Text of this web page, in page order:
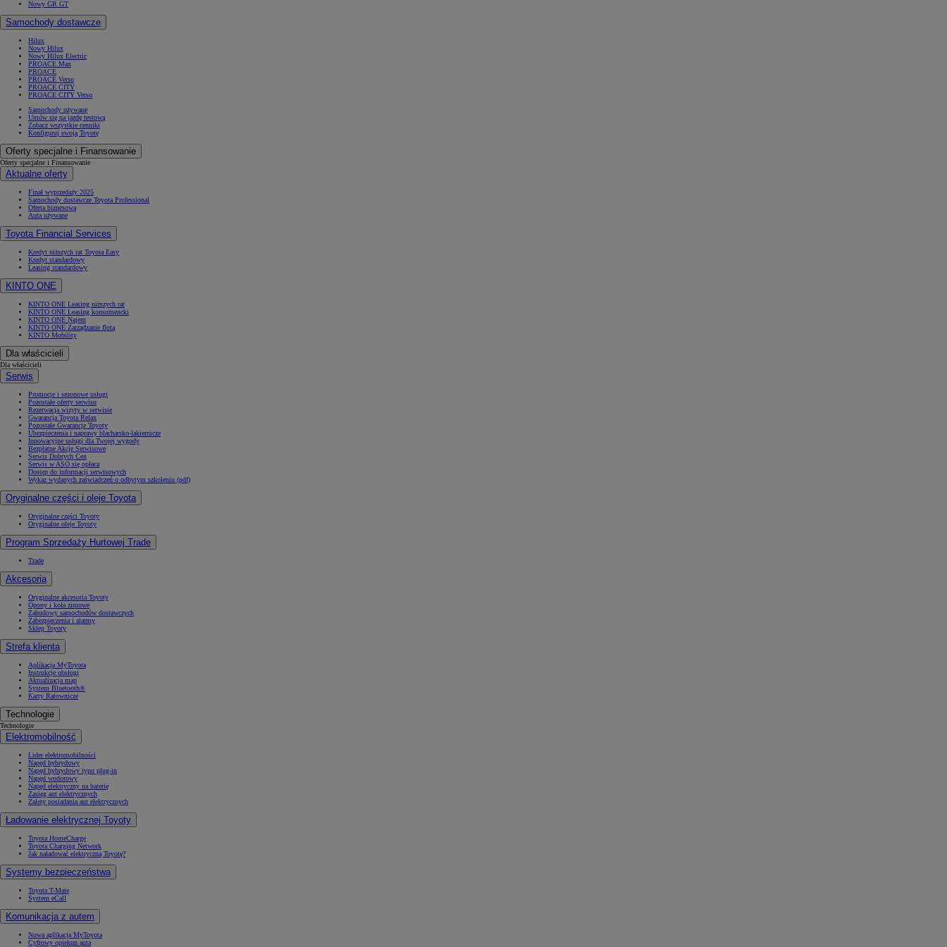
Nowy GR GT
Samochody dostawcze
Hilux
Nowy Hilux
Nowy Hilux Electric
PROACE Max
PROACE
PROACE Verso
PROACE CITY
PROACE CITY Verso
Samochody używane
Umów się na jazdę testową
Zobacz wszystkie cenniki
Konfiguruj swoją Toyotę
Oferty specjalne i Finansowanie
Oferty specjalne i Finansowanie
Aktualne oferty
Finał wyprzedaży 2025
Samochody dostawcze Toyota Professional
Oferta biznesowa
Auta używane
Toyota Financial Services
Kredyt niższych rat Toyota Easy
Kredyt standardowy
Leasing standardowy
KINTO ONE
KINTO ONE Leasing niższych rat
KINTO ONE Leasing konsumencki
KINTO ONE Najem
KINTO ONE Zarządzanie flotą
KINTO Mobility
Dla właścicieli
Dla właścicieli
Serwis
Promocje i sezonowe usługi
Pozostałe oferty serwisu
Rezerwacja wizyty w serwisie
Gwarancja Toyota Relax
Pozostałe Gwarancje Toyoty
Ubezpieczenia i naprawy blacharsko-lakiernicze
Innowacyjne usługi dla Twojej wygody
Bezpłatne Akcje Serwisowe
Serwis Dobrych Cen
Serwis w ASO się opłaca
Dostęp do informacji serwisowych
Wykaz wydanych zaświadczeń o odbytym szkoleniu (pdf)
Oryginalne części i oleje Toyota
Oryginalne części Toyoty
Oryginalne oleje Toyoty
Program Sprzedaży Hurtowej Trade
Trade
Akcesoria
Oryginalne akcesoria Toyoty
Opony i koła zimowe
Zabudowy samochodów dostawczych
Zabezpieczenia i alarmy
Sklep Toyoty
Strefa klienta
Aplikacja MyToyota
Instrukcje obsługi
Aktualizacja map
System Bluetooth®
Karty Ratownicze
Technologie
Technologie
Elektromobilność
Lider elektromobilności
Napęd hybrydowy
Napęd hybrydowy typu plug-in
Napęd wodorowy
Napęd elektryczny na baterię
Zasięg aut elektrycznych
Zalety posiadania aut elektrycznych
Ładowanie elektrycznej Toyoty
Toyota HomeCharge
Toyota Charging Network
Jak naładować elektryczną Toyotę?
Systemy bezpieczeństwa
Toyota T-Mate
System eCall
Komunikacja z autem
Nowa aplikacja MyToyota
Cyfrowy opiekun auta